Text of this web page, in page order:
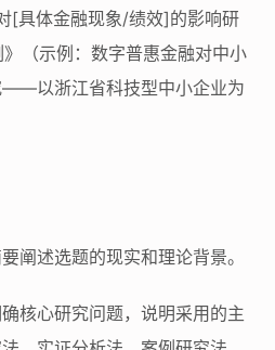
[具体金融现象/绩效]的影响研
（示例：数字普惠金融对中小
——以浙江省科技型中小企业为
阐述选题的现实和理论背景。
确核心研究问题，说明采用的主